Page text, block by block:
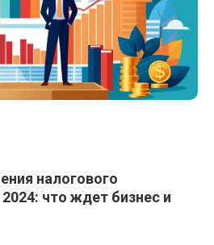
налогового
что ждет бизнес и